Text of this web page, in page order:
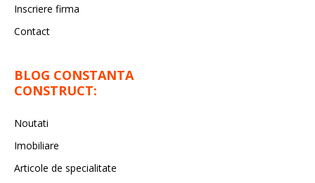
Inscriere firma
Contact
BLOG CONSTANTA
CONSTRUCT:
Noutati
Imobiliare
Articole de specialitate